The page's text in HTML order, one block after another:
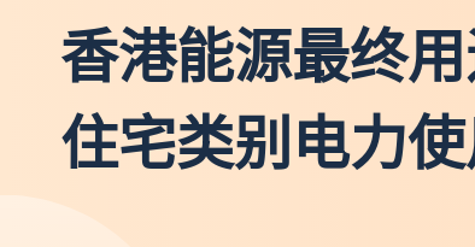
香港能源最终
住宅类别电力